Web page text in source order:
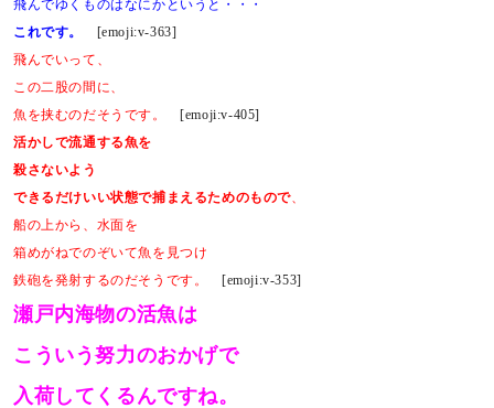
飛んでゆくものはなにかというと・・・
これです。
[emoji:v-363]
飛んでいって、
この二股の間に、
魚を挟むのだそうです。
[emoji:v-405]
活かしで流通する魚を
殺さないよう
できるだけいい状態で捕まえるためのもので
船の上から、水面を
箱めがねでのぞいて魚を見つけ
鉄砲を発射するのだそうです。
[emoji:v-353]
瀬戸内海物の活魚は
こういう努力のおかげで
入荷してくるんですね。